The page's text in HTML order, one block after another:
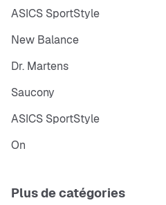
ASICS SportStyle
New Balance
Dr. Martens
Saucony
ASICS SportStyle
On
Plus de catégories